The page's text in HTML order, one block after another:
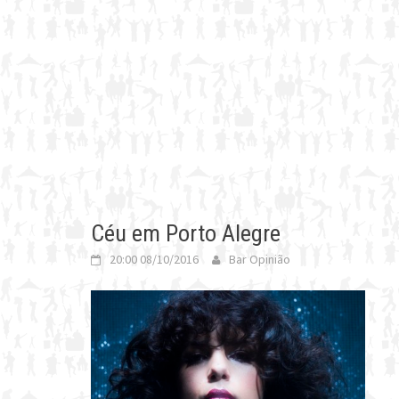
Céu em Porto Alegre
20:00 08/10/2016 Bar Opinião